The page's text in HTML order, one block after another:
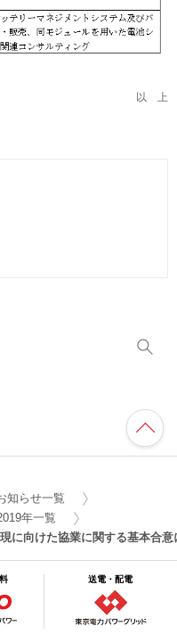
以 上
知らせ一覧
年一覧
に向けた協業に関する基本合意
送電・配電